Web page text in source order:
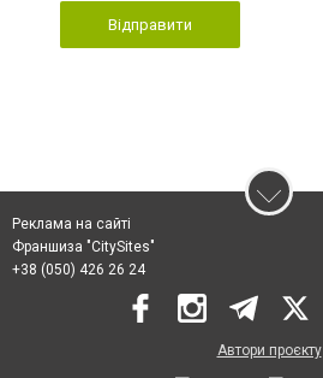
Відправити
Реклама на сайті
Франшиза "CitySites"
+38 (050) 426 26 24
Автори проєкту